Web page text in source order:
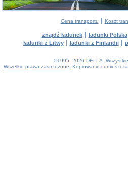
Cena transportu | Koszt
znajdź ładunek| ładunki Polska
ładunki z Litwy| ładunki z Finlandii|
©1995–2026 DELLA.
Wszelkie prawa zastrzeżone.
Kopiowanie i